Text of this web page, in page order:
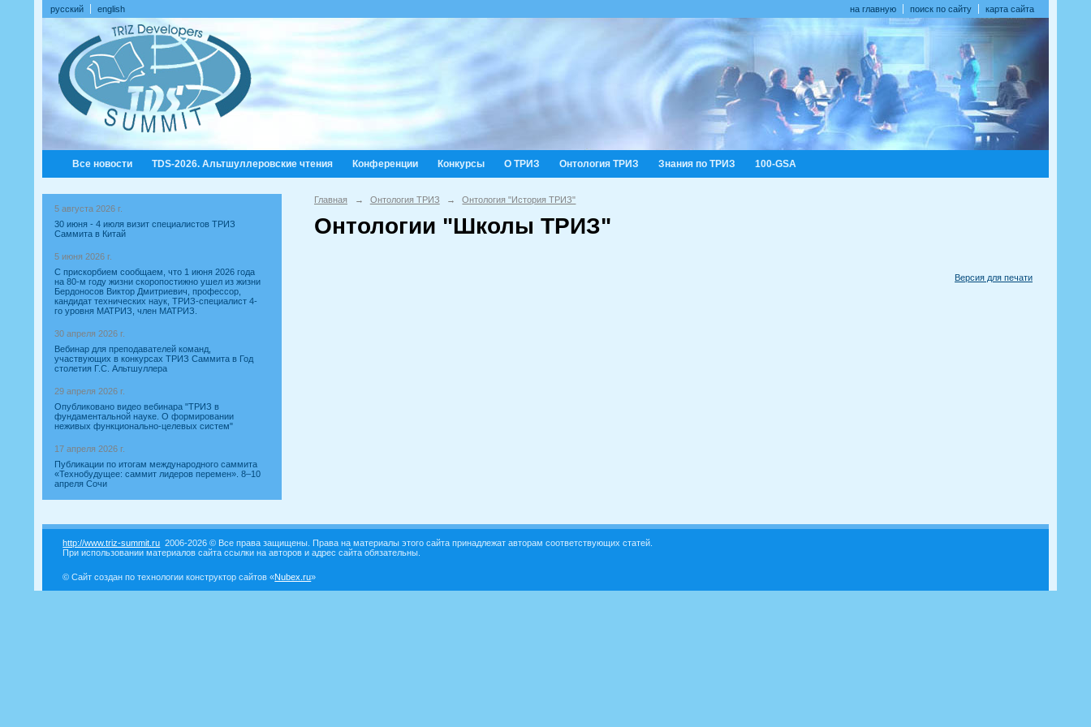
русский english на главную поиск по сайту карта сайта
Все новости TDS-2026. Альтшуллеровские чтения Конференции Конкурсы О ТРИЗ Онтология ТРИЗ Знания по ТРИЗ 100-GSA
5 августа 2026 г.
30 июня - 4 июля визит специалистов ТРИЗ
Саммита в Китай
5 июня 2026 г.
С прискорбием сообщаем, что 1 июня 2026 года
на 80-м году жизни скоропостижно ушел из жизни
Бердоносов Виктор Дмитриевич, профессор,
кандидат технических наук, ТРИЗ-специалист 4-
го уровня МАТРИЗ, член МАТРИЗ.
30 апреля 2026 г.
Вебинар для преподавателей команд,
участвующих в конкурсах ТРИЗ Саммита в Год
столетия Г.С. Альтшуллера
29 апреля 2026 г.
Опубликовано видео вебинара "ТРИЗ в
фундаментальной науке. О формировании
неживых функционально-целевых систем"
17 апреля 2026 г.
Публикации по итогам международного саммита
«Технобудущее: саммит лидеров перемен». 8–10
апреля Сочи
Главная → Онтология ТРИЗ → Онтология "История ТРИЗ"
Онтологии "Школы ТРИЗ"
Версия для печати
http://www.triz-summit.ru 2006-2026 © Все права защищены. Права на материалы этого сайта принадлежат авторам соответствующих статей.
При использовании материалов сайта ссылки на авторов и адрес сайта обязательны.
© Сайт создан по технологии конструктор сайтов «Nubex.ru»